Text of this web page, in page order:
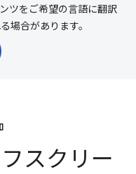
ツをご希望の言語に翻訳
場合があります。
スクリー